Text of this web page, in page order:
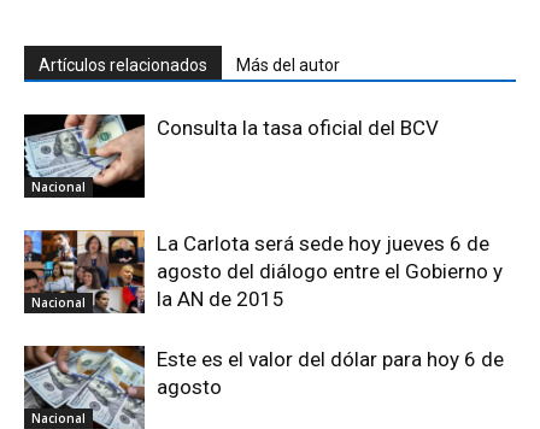
Artículos relacionados Más del autor
Nacional
Consulta la tasa oficial del BCV
Nacional
La Carlota será sede hoy jueves 6 de
agosto del diálogo entre el Gobierno y
la AN de 2015
Nacional
Este es el valor del dólar para hoy 6 de
agosto